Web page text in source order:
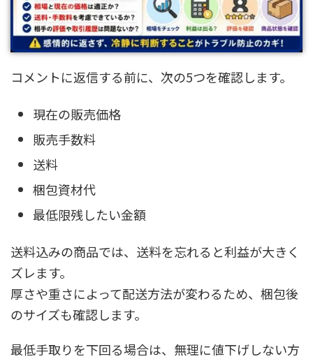
コメントに返信する前に、次の5つを確認します。
現在の販売価格
販売手数料
送料
梱包資材代
最低限残したい金額
送料込みの商品では、送料を忘れると利益が大きく
ズレます。
厚さや重さによって配送方法が変わるため、梱包後
のサイズも確認します。
最低手取りを下回る場合は、無理に値下げしない方